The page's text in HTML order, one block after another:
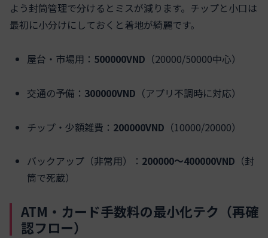
よう封筒管理で分けるとミスが減ります。チップと小口は
最初に小分けにしておくと着地が綺麗です。
屋台・市場用： 500000VND （20000/50000中心）
交通の予備： 300000VND （アプリ不調時に対応）
チップ・少額雑費： 200000VND （10000/20000）
バックアップ（非常用）： 200000〜400000VND （封
筒で死蔵）
ATM・カード手数料の最小化テク（再確
認フロー）